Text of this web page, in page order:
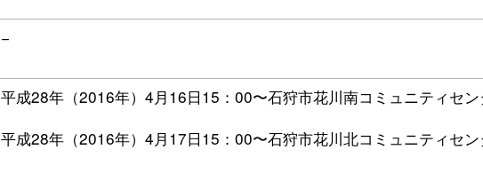
−
平成28年（2016年）4月16日15：00〜石狩市花川南コミュニティセ
平成28年（2016年）4月17日15：00〜石狩市花川北コミュニティセ